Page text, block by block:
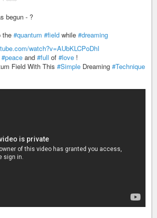
begun - ?
the #quantum #field while #dreaming
watch?v=AUbKLCPoDhI
#peace and #full of #love !
Field With This #Simple Dreaming #Technique